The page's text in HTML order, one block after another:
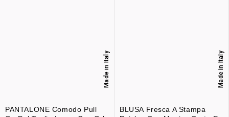
PANTALONE Comodo Pull
Made in Italy
BLUSA Fresca A Stampa
Made in Italy